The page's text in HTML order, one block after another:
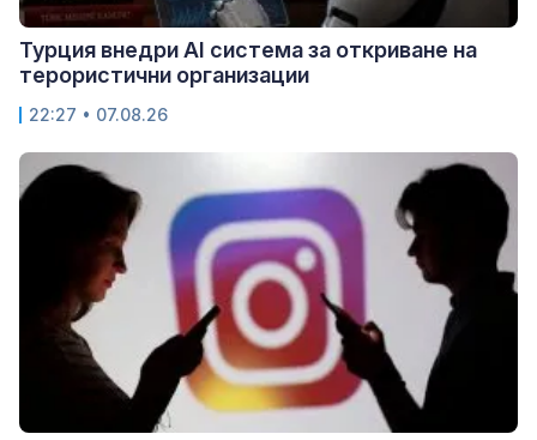
Турция внедри AI система за откриване на
терористични организации
22:27 • 07.08.26